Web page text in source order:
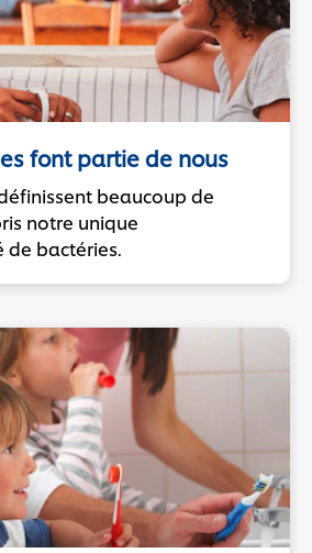
font partie de nous
beaucoup de
notre unique
bactéries.